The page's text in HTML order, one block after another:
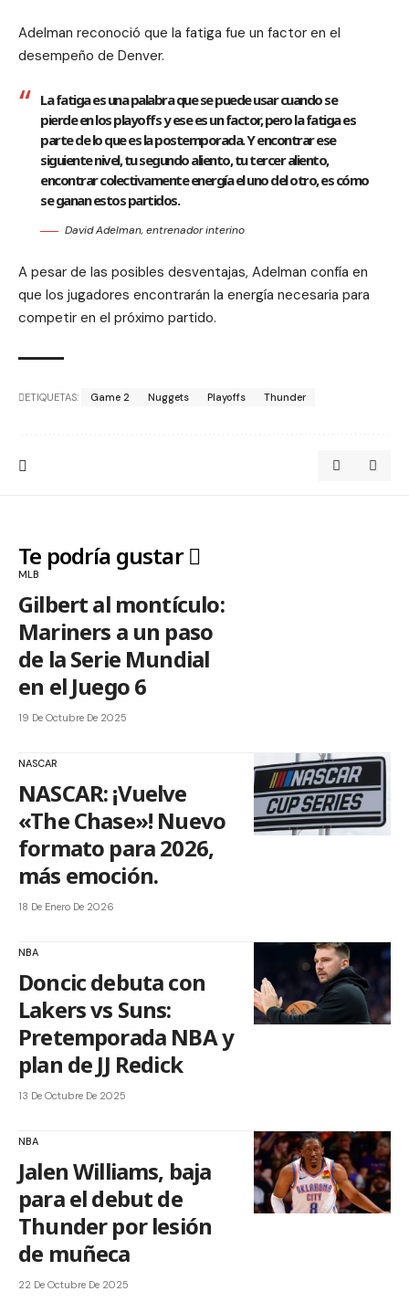
Adelman reconoció que la fatiga fue un factor en el
desempeño de Denver.
La fatiga es una palabra que se puede usar cuando se
pierde en los playoffs y ese es un factor, pero la fatiga es
parte de lo que es la postemporada. Y encontrar ese
siguiente nivel, tu segundo aliento, tu tercer aliento,
encontrar colectivamente energía el uno del otro, es cómo
se ganan estos partidos.
David Adelman, entrenador interino
A pesar de las posibles desventajas, Adelman confía en
que los jugadores encontrarán la energía necesaria para
competir en el próximo partido.
ETIQUETAS: Game 2 Nuggets Playoffs Thunder
Te podría gustar
MLB
Gilbert al montículo:
Mariners a un paso
de la Serie Mundial
en el Juego 6
19 De Octubre De 2025
NASCAR
NASCAR: ¡Vuelve
«The Chase»! Nuevo
formato para 2026,
más emoción.
18 De Enero De 2026
NBA
Doncic debuta con
Lakers vs Suns:
Pretemporada NBA y
plan de JJ Redick
13 De Octubre De 2025
NBA
Jalen Williams, baja
para el debut de
Thunder por lesión
de muñeca
22 De Octubre De 2025